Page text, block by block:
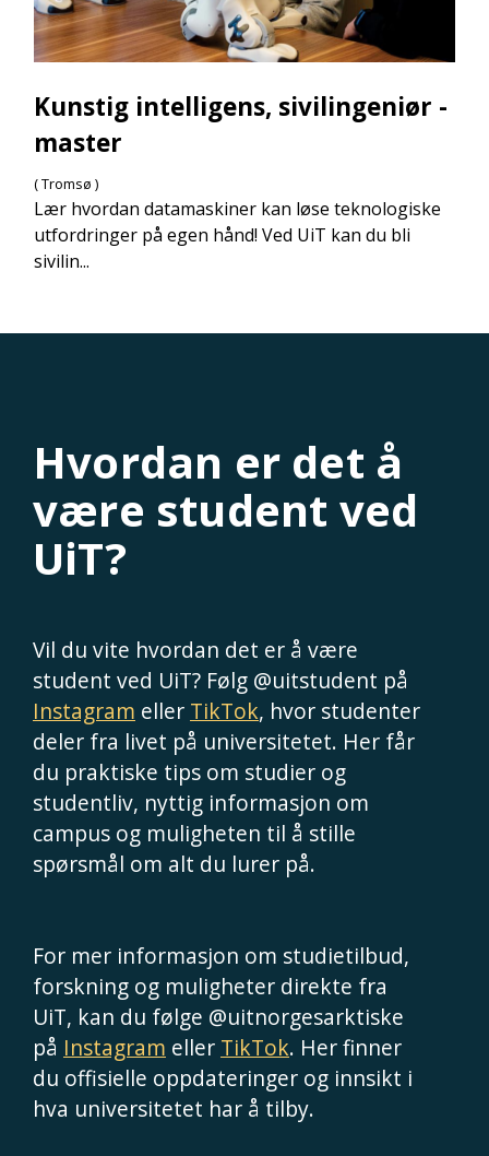
Kunstig intelligens, sivilingeniør -
master
( Tromsø )
Lær hvordan datamaskiner kan løse teknologiske
utfordringer på egen hånd! Ved UiT kan du bli
sivilin...
Hvordan er det å
være student ved
UiT?
Vil du vite hvordan det er å være
student ved UiT? Følg @uitstudent på
Instagram eller TikTok, hvor studenter
deler fra livet på universitetet. Her får
du praktiske tips om studier og
studentliv, nyttig informasjon om
campus og muligheten til å stille
spørsmål om alt du lurer på.
For mer informasjon om studietilbud,
forskning og muligheter direkte fra
UiT, kan du følge @uitnorgesarktiske
på Instagram eller TikTok. Her finner
du offisielle oppdateringer og innsikt i
hva universitetet har å tilby.